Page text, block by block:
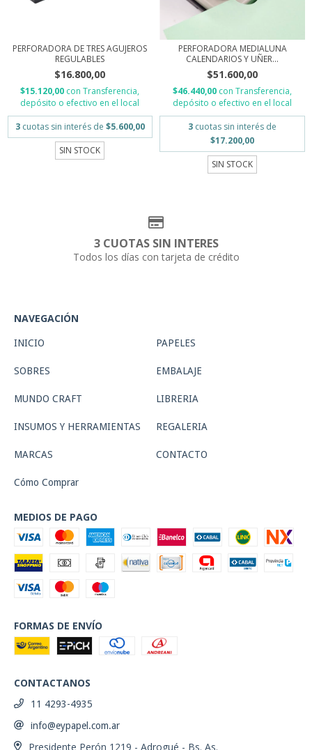
PERFORADORA DE TRES AGUJEROS
REGULABLES
$16.800,00
$15.120,00 con Transferencia,
depósito o efectivo en el local
3 cuotas sin interés de $5.600,00
SIN STOCK
PERFORADORA MEDIALUNA
CALENDARIOS Y UÑER...
$51.600,00
$46.440,00 con Transferencia,
depósito o efectivo en el local
3 cuotas sin interés de
$17.200,00
SIN STOCK
3 CUOTAS SIN INTERES
Todos los días con tarjeta de crédito
NAVEGACIÓN
INICIO PAPELES
SOBRES EMBALAJE
MUNDO CRAFT LIBRERIA
INSUMOS Y HERRAMIENTAS REGALERIA
MARCAS CONTACTO
Cómo Comprar
MEDIOS DE PAGO
FORMAS DE ENVÍO
CONTACTANOS
11 4293-4935
info@eypapel.com.ar
Presidente Perón 1219 - Adrogué - Bs. As.